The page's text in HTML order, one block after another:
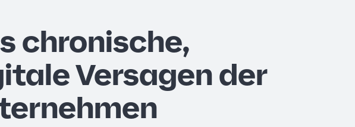
chronische,
Versagen der